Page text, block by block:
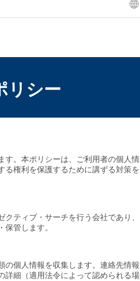
リシー
す。本ポリシーは、ご利用者の個人情
る権利を保護するために講ずる対策を
ティブ・サーチを行う会社であり、
管します。
の個人情報を収集します。連絡先情報
詳細（適用法令によって認められる場